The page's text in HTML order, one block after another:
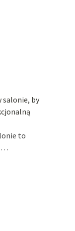
salonie, by
to
…